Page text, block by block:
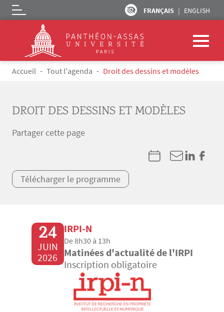
Aller au contenu principal
FRANÇAIS ENGLISH
Logo
Fil d'Ariane
Accueil Tout l'agenda Droit des dessins et modèles
DROIT DES DESSINS ET MODÈLES
Partager cette page
Télécharger le programme
24
JUIN
2026
IRPI-N
De 8h30 à 13h
Matinées d'actualité de l'IRPI
Inscription obligatoire